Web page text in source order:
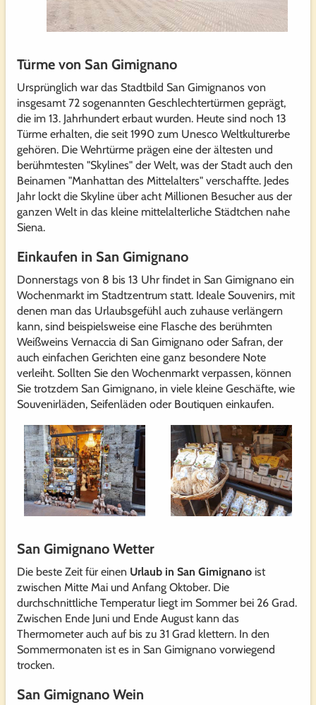
Türme von San Gimignano
Ursprünglich war das Stadtbild San Gimignanos von
insgesamt 72 sogenannten Geschlechtertürmen geprägt,
die im 13. Jahrhundert erbaut wurden. Heute sind noch 13
Türme erhalten, die seit 1990 zum Unesco Weltkulturerbe
gehören. Die Wehrtürme prägen eine der ältesten und
berühmtesten "Skylines" der Welt, was der Stadt auch den
Beinamen "Manhattan des Mittelalters" verschaffte. Jedes
Jahr lockt die Skyline über acht Millionen Besucher aus der
ganzen Welt in das kleine mittelalterliche Städtchen nahe
Siena.
Einkaufen in San Gimignano
Donnerstags von 8 bis 13 Uhr findet in San Gimignano ein
Wochenmarkt im Stadtzentrum statt. Ideale Souvenirs, mit
denen man das Urlaubsgefühl auch zuhause verlängern
kann, sind beispielsweise eine Flasche des berühmten
Weißweins Vernaccia di San Gimignano oder Safran, der
auch einfachen Gerichten eine ganz besondere Note
verleiht. Sollten Sie den Wochenmarkt verpassen, können
Sie trotzdem San Gimignano, in viele kleine Geschäfte, wie
Souvenirläden, Seifenläden oder Boutiquen einkaufen.
San Gimignano Wetter
Die beste Zeit für einen Urlaub in San Gimignano ist
zwischen Mitte Mai und Anfang Oktober. Die
durchschnittliche Temperatur liegt im Sommer bei 26 Grad.
Zwischen Ende Juni und Ende August kann das
Thermometer auch auf bis zu 31 Grad klettern. In den
Sommermonaten ist es in San Gimignano vorwiegend
trocken.
San Gimignano Wein